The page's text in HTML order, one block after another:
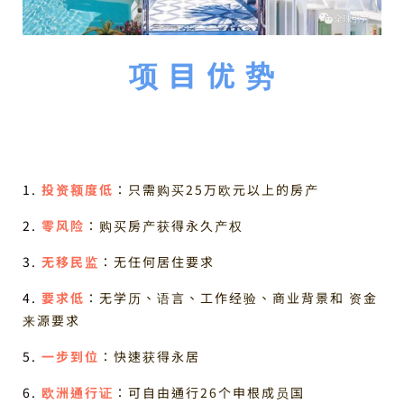
项 目 优 势
1. 投资额度低 ：只需购买25万欧元以上的房产
2 . 零风险 ：购买房产获得永久产权
3. 无移民监 ：无任何居住要求
4. 要求低 ：无学历、语言、工作经验、商业背景和 资金
来源要求
5. 一步到位 ：快速获得永居
6. 欧洲通行证 ：可自由通行26个申根成员国